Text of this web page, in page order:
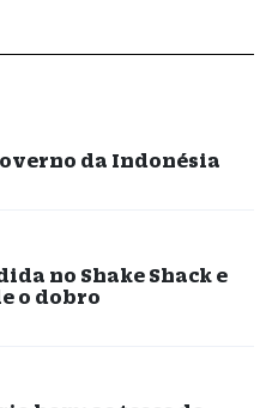
da Indonésia
no Shake Shack e
o dobro